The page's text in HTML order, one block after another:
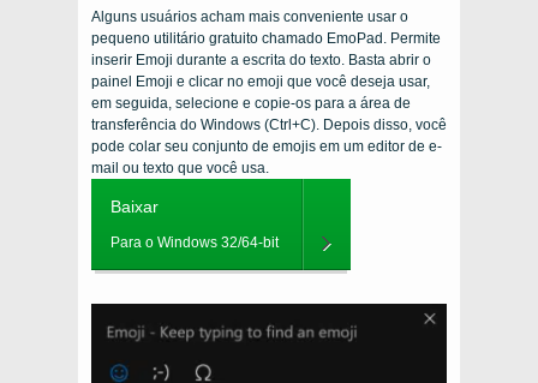
Alguns usuários acham mais conveniente usar o
pequeno utilitário gratuito chamado EmoPad. Permite
inserir Emoji durante a escrita do texto. Basta abrir o
painel Emoji e clicar no emoji que você deseja usar,
em seguida, selecione e copie-os para a área de
transferência do Windows (Ctrl+C). Depois disso, você
pode colar seu conjunto de emojis em um editor de e-
mail ou texto que você usa.
Baixar
Para o Windows 32/64-bit